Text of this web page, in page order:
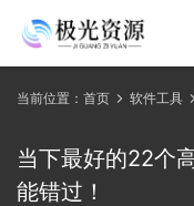
当前位置： 首页 软件工具
当下最好的22个
能错过！